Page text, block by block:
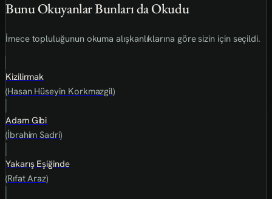
Bunu Okuyanlar Bunları da Okudu
İmece topluluğunun okuma alışkanlıklarına göre sizin için seçildi.
Kizilirmak
(Hasan Hüseyin Korkmazgil)
Adam Gibi
(İbrahim Sadri)
Yakarış Eşiğinde
(Rıfat Araz)